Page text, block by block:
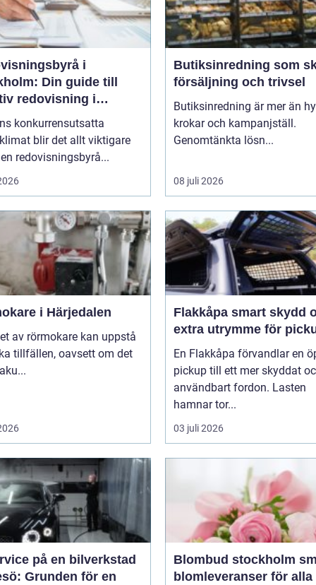
i
Din guide till
redovisning i
konkurrensutsatta
blir det allt viktigare
redovisningsbyrå...
Butiksinredning som
försäljning och trivsel
Butiksinredning är mer än
krokar och kampanjställ.
Genomtänkta lösn...
08 juli 2026
i Härjedalen
av rörmokare kan uppstå
tillfällen, oavsett om det
Flakkåpa smart skydd och
extra utrymme för
En Flakkåpa förvandlar en
pickup till ett mer skyddat
användbart fordon. Lasten
hamnar tor...
03 juli 2026
på en bilverkstad
Grunden för en
Blombud stockholm smidiga
blomleveranser för alla